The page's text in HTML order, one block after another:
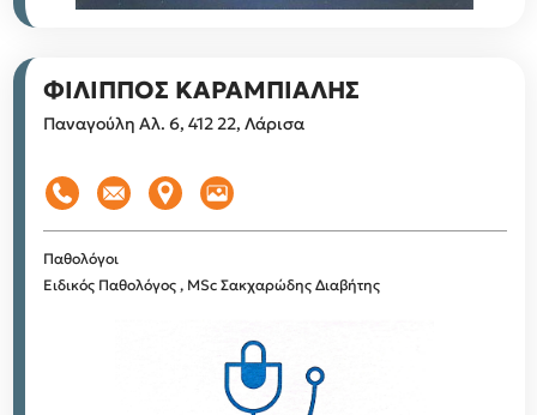
ΦΙΛΙΠΠΟΣ ΚΑΡΑΜΠΙΑΛΗΣ
Παναγούλη Αλ. 6, 412 22, Λάρισα
Παθολόγοι
Ειδικός Παθολόγος , MSc Σακχαρώδης Διαβήτης